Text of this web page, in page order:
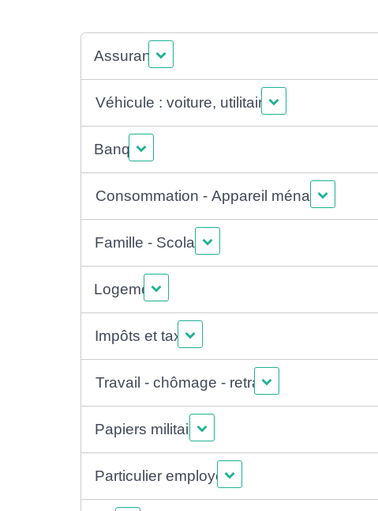
Assurance
Véhicule : voiture, utilitaire...
Banque
Consommation - Appareil ménager
Famille - Scolarité
Logement
Impôts et taxes
Travail - chômage - retraite
Papiers militaires
Particulier employeur